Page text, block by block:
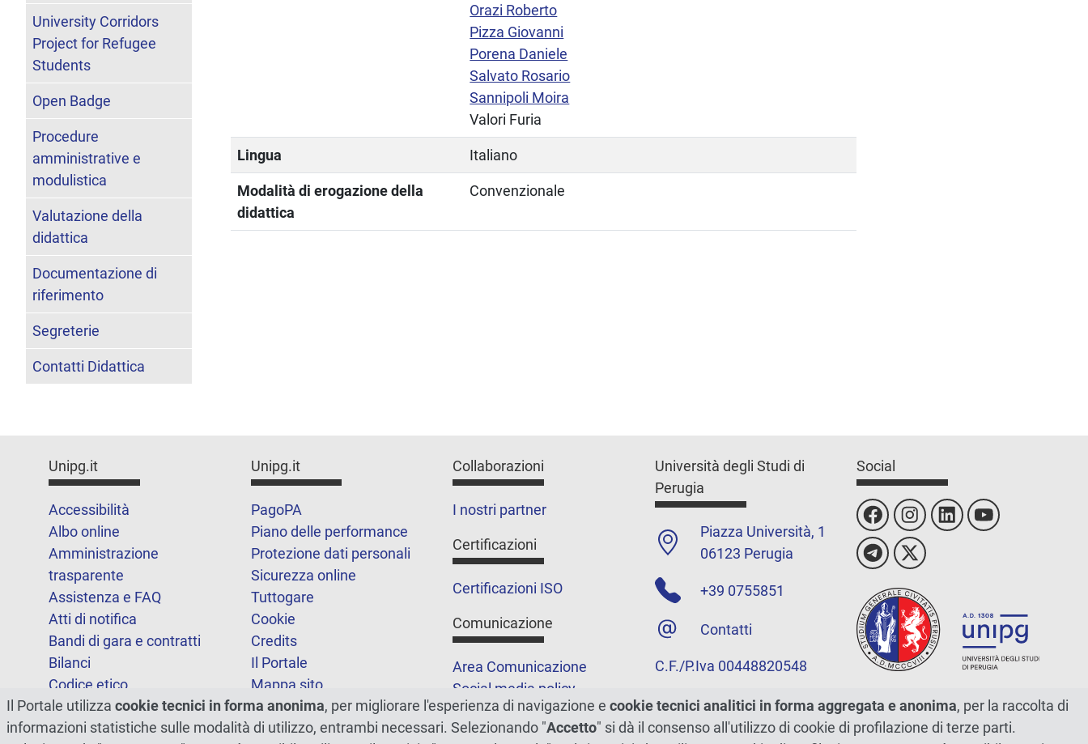
Orazi Roberto
Pizza Giovanni
Porena Daniele
Salvato Rosario
Sannipoli Moira
Valori Furia
Lingua Italiano
Modalità di erogazione della
didattica
Convenzionale
University Corridors
Project for Refugee
Students
Open Badge
Procedure
amministrative e
modulistica
Valutazione della
didattica
Documentazione di
riferimento
Segreterie
Contatti Didattica
Unipg.it
Accessibilità
Albo online
Amministrazione
trasparente
Assistenza e FAQ
Atti di notifica
Bandi di gara e contratti
Bilanci
Codice etico
FOIA
Note legali
Unipg.it
PagoPA
Piano delle performance
Protezione dati personali
Sicurezza online
Tuttogare
Cookie
Credits
Il Portale
Mappa sito
Statistiche
Dichiarazione di
Collaborazioni
I nostri partner
Certificazioni
Certificazioni ISO
Comunicazione
Area Comunicazione
Social media policy
Podcast
Merchandising e shop
Università degli Studi di
Perugia
Piazza Università, 1
06123 Perugia
+39 0755851
Contatti
C.F./P.Iva 00448820548
Social
Il Portale utilizza cookie tecnici in forma anonima, per migliorare l'esperienza di navigazione e cookie tecnici analitici in forma aggregata e anonima, per la raccolta di
informazioni statistiche sulle modalità di utilizzo, entrambi necessari. Selezionando "Accetto" si dà il consenso all'utilizzo di cookie di profilazione di terze parti.